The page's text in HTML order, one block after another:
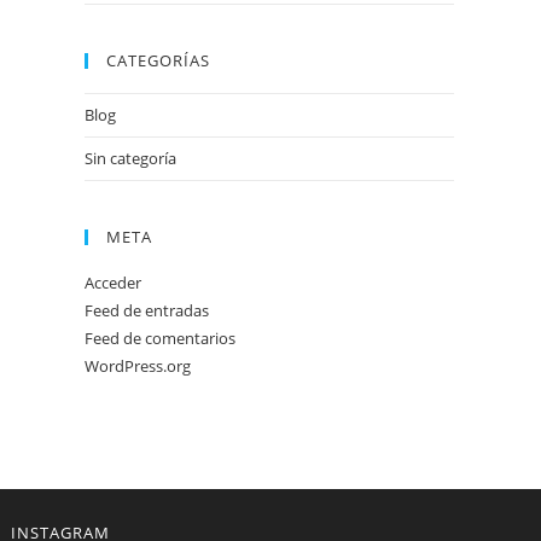
CATEGORÍAS
Blog
Sin categoría
META
Acceder
Feed de entradas
Feed de comentarios
WordPress.org
INSTAGRAM